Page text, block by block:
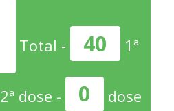
Total - 40 1ª
2ª dose - 0
dose